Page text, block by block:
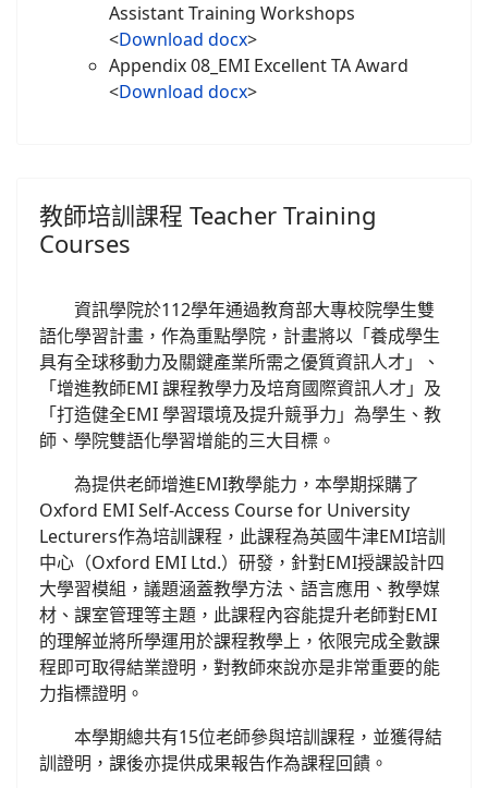
Assistant Training Workshops
<Download docx>
Appendix 08_EMI Excellent TA Award
<Download docx>
教師培訓課程 Teacher Training
Courses
資訊學院於112學年通過教育部大專校院學生雙
語化學習計畫，作為重點學院，計畫將以「養成學生
具有全球移動力及關鍵產業所需之優質資訊人才」、
「增進教師EMI 課程教學力及培育國際資訊人才」及
「打造健全EMI 學習環境及提升競爭力」為學生、教
師、學院雙語化學習增能的三大目標。
為提供老師增進EMI教學能力，本學期採購了
Oxford EMI Self-Access Course for University
Lecturers作為培訓課程，此課程為英國牛津EMI培訓
中心（Oxford EMI Ltd.）研發，針對EMI授課設計四
大學習模組，議題涵蓋教學方法、語言應用、教學媒
材、課室管理等主題，此課程內容能提升老師對EMI
的理解並將所學運用於課程教學上，依限完成全數課
程即可取得結業證明，對教師來說亦是非常重要的能
力指標證明。
本學期總共有15位老師參與培訓課程，並獲得結
訓證明，課後亦提供成果報告作為課程回饋。